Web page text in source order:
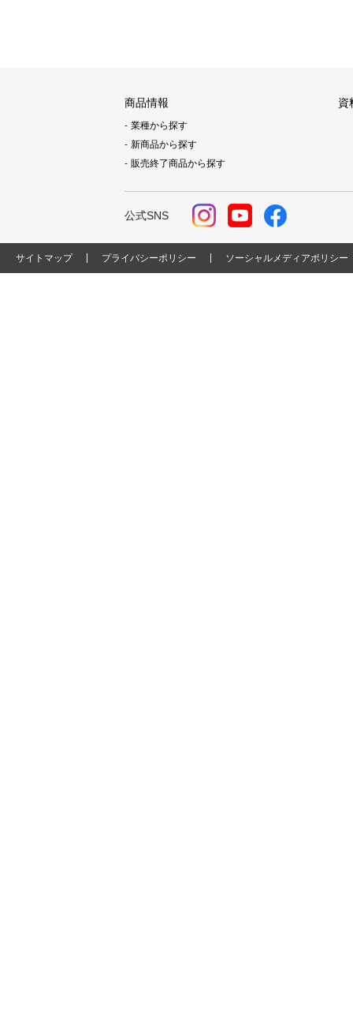
商品情報
業種から探す
新商品から探す
販売終了商品から探す
資
公式SNS
サイトマップ プライバシーポリシー ソーシャルメディアポリシー